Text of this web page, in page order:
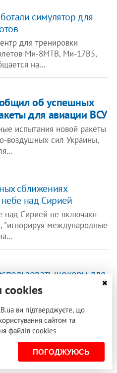
симулятор для
для тренировки
Ми-8МТВ, Ми-17В5,
на…
об успешных
для авиации ВСУ
испытания новой ракеты
воздушных сил Украины,
сближениях
над Сирией
над Сирией не включают
"игнорируя международные
шокеры для
Korean Air разрешила
использовать
буйных…
cookies
ви підтверджуєте, що
сайтом та
файлів cookies
ПОГОДЖУЮСЬ